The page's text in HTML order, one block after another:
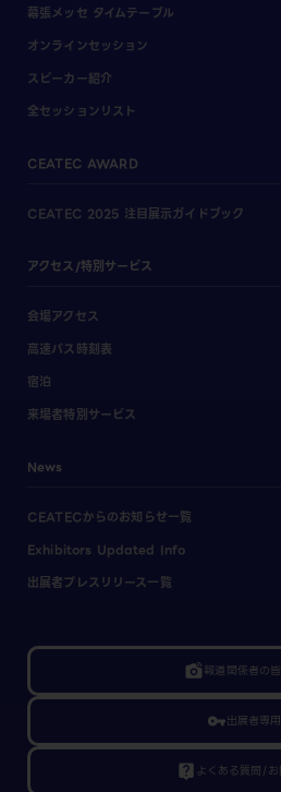
幕張メッセ タイムテーブル
オンラインセッション
スピーカー紹介
全セッションリスト
CEATEC AWARD
CEATEC 2025 注目展示ガイドブック
アクセス/特別サービス
会場アクセス
高速バス時刻表
宿泊
来場者特別サービス
News
CEATECからのお知らせ一覧
Exhibitors Updated Info
出展者プレスリリース一覧
linked_camera報道関係者の
vpn_key出展者専用
live_help よくある質問/